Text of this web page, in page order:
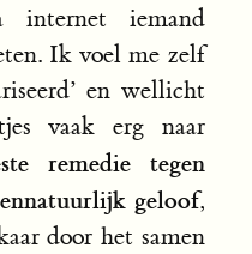
internet iemand
Ik voel me zelf
en wellicht
vaak erg naar
remedie tegen
geloof,
door het samen